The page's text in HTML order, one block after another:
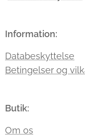
Information:
Databeskyttelse
Betingelser og
Butik:
Om os